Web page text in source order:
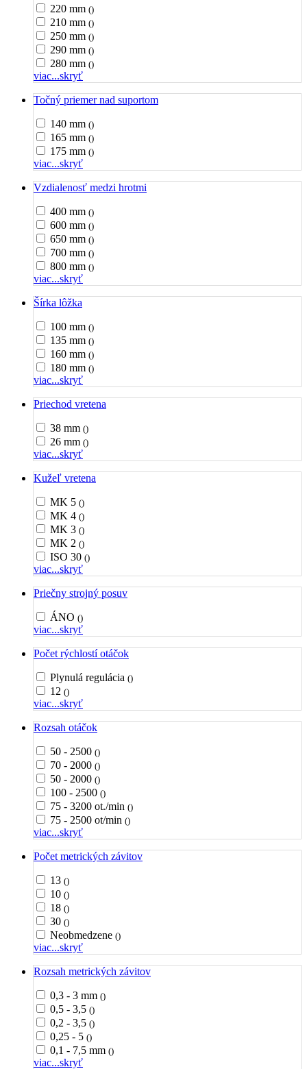
220 mm ()
210 mm ()
250 mm ()
290 mm ()
280 mm ()
viac...skryť
Točný priemer nad suportom
140 mm ()
165 mm ()
175 mm ()
viac...skryť
Vzdialenosť medzi hrotmi
400 mm ()
600 mm ()
650 mm ()
700 mm ()
800 mm ()
viac...skryť
Šírka lôžka
100 mm ()
135 mm ()
160 mm ()
180 mm ()
viac...skryť
Priechod vretena
38 mm ()
26 mm ()
viac...skryť
Kužeľ vretena
MK 5 ()
MK 4 ()
MK 3 ()
MK 2 ()
ISO 30 ()
viac...skryť
Priečny strojný posuv
ÁNO ()
viac...skryť
Počet rýchlostí otáčok
Plynulá regulácia ()
12 ()
viac...skryť
Rozsah otáčok
50 - 2500 ()
70 - 2000 ()
50 - 2000 ()
100 - 2500 ()
75 - 3200 ot./min ()
75 - 2500 ot/min ()
viac...skryť
Počet metrických závitov
13 ()
10 ()
18 ()
30 ()
Neobmedzene ()
viac...skryť
Rozsah metrických závitov
0,3 - 3 mm ()
0,5 - 3,5 ()
0,2 - 3,5 ()
0,25 - 5 ()
0,1 - 7,5 mm ()
viac...skryť